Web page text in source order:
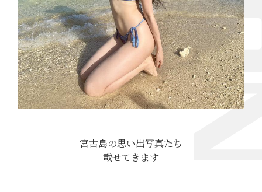
宮古島の思い出写真たち
載せてきます